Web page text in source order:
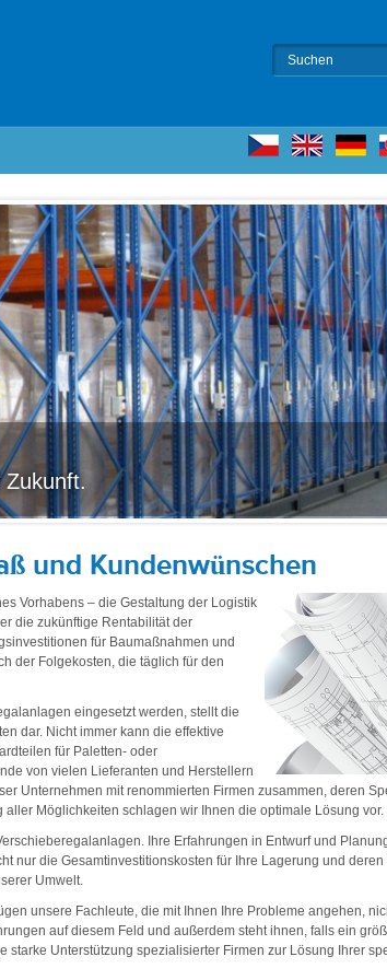
und Kundenwünschen
Vorhabens – die Gestaltung der Logistik
die zukünftige Rentabilität der
für Baumaßnahmen und
der Folgekosten, die täglich für den
eingesetzt werden, stellt die
dar. Nicht immer kann die effektive
für Paletten- oder
von vielen Lieferanten und Herstellern
Unternehmen mit renommierten Firmen zusammen, deren
Möglichkeiten schlagen wir Ihnen die optimale Lösung vor.
Ihre Erfahrungen in Entwurf und
nur die Gesamtinvestitionskosten für Ihre Lagerung und
Umwelt.
unsere Fachleute, die mit Ihnen Ihre Probleme angehen,
auf diesem Feld und außerdem steht ihnen, falls ein
starke Unterstützung spezialisierter Firmen zur Lösung Ihrer